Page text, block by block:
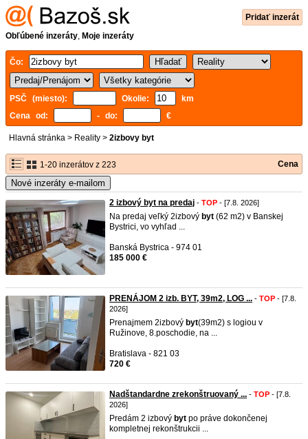
Pridať inzerát
Obľúbené inzeráty, Moje inzeráty
Čo:
PSČ (miesto): Okolie:
km
Cena od:
- do: €
Hlavná stránka > Reality > 2izbovy byt
1-20 inzerátov z 223 Cena
Nové inzeráty e-mailom
2 izbový byt na predaj - TOP - [7.8. 2026]
Na predaj veľký 2izbový byt (62 m2) v Banskej
Bystrici, vo vyhľad ...
Banská Bystrica - 974 01
185 000 €
PRENÁJOM 2 izb. BYT, 39m2, LOG ... - TOP - [7.8.
2026]
Prenajmem 2izbový byt(39m2) s logiou v
Ružinove, 8.poschodie, na ...
Bratislava - 821 03
720 €
Nadštandardne zrekonštruovaný ... - TOP - [7.8.
2026]
Predám 2 izbový byt po práve dokončenej
kompletnej rekonštrukcii ...